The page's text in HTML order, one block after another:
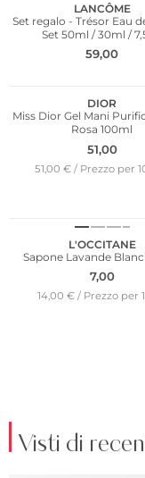
LANCÔME
Set regalo - Trésor Eau
Set 50ml / 30ml /
59,00
DIOR
Miss Dior Gel Mani
Rosa 100ml
51,00
51,00 € / Prezzo per
L'OCCITANE
Sapone Lavande
7,00
14,00 € / Prezzo per
Visti di